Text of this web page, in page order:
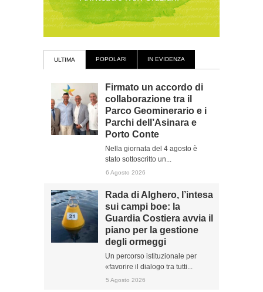
ULTIMA POPOLARI IN EVIDENZA
Firmato un accordo di
collaborazione tra il
Parco Geominerario e i
Parchi dell’Asinara e
Porto Conte
Nella giornata del 4 agosto è
stato sottoscritto un...
6 Agosto 2026
Rada di Alghero, l’intesa
sui campi boe: la
Guardia Costiera avvia il
piano per la gestione
degli ormeggi
Un percorso istituzionale per
«favorire il dialogo tra tutti...
5 Agosto 2026